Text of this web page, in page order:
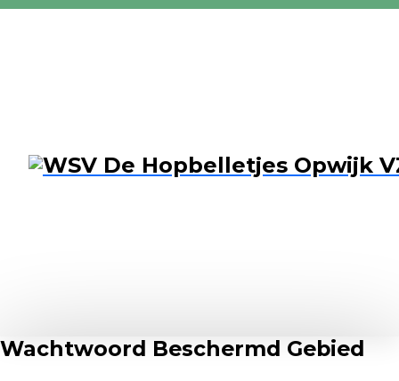
Wachtwoord Beschermd Gebied